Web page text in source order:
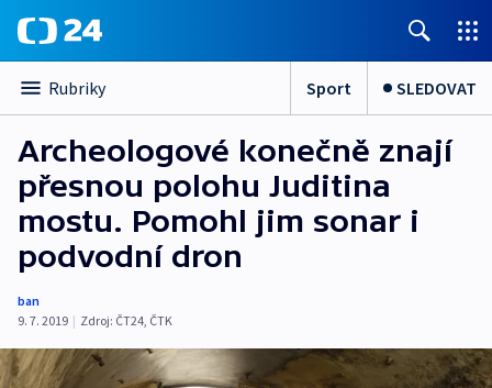
Rubriky Sport SLEDOVAT
Archeologové konečně znají
přesnou polohu Juditina
mostu. Pomohl jim sonar i
podvodní dron
ban
9. 7. 2019 | Zdroj: ČT24, ČTK